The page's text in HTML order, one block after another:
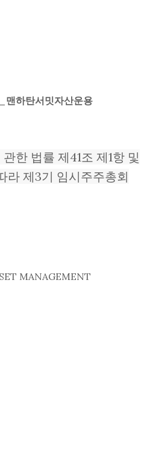
하탄서밋자산운용
한 법률 제41조 제1항 및
라 제3기 임시주주총회
MANAGEMENT